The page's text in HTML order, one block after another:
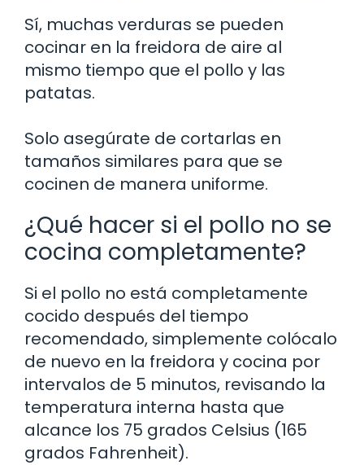
Sí, muchas verduras se pueden
cocinar en la freidora de aire al
mismo tiempo que el pollo y las
patatas.
Solo asegúrate de cortarlas en
tamaños similares para que se
cocinen de manera uniforme.
¿Qué hacer si el pollo no se
cocina completamente?
Si el pollo no está completamente
cocido después del tiempo
recomendado, simplemente colócalo
de nuevo en la freidora y cocina por
intervalos de 5 minutos, revisando la
temperatura interna hasta que
alcance los 75 grados Celsius (165
grados Fahrenheit).